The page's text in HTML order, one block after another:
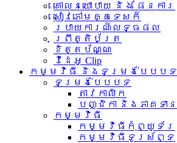
គោលនយោបាយ និង ផែនការ
សៀវភៅមគ្គទេសក៍
របាយការណ៍លទ្ធផល
ព្រឹត្តិប័ត្រ
ខិត្តប័ណ្ណ
វីដេអូ Clip
កម្មវិធី និងទម្រង់បែបបទ
ទម្រង់បែបបទ
តាវកាលិក
បញ្ជិកា និងភាគទាន
កម្មវិធី
កម្មវិធីកុំព្យូទ័រ
កម្មវិធីទូរស័ព្ទ